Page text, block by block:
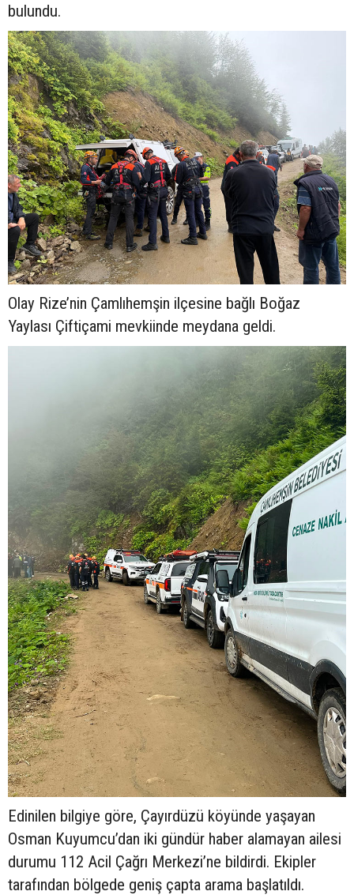
bulundu.
Olay Rize’nin Çamlıhemşin ilçesine bağlı Boğaz
Yaylası Çiftiçami mevkiinde meydana geldi.
Edinilen bilgiye göre, Çayırdüzü köyünde yaşayan
Osman Kuyumcu’dan iki gündür haber alamayan ailesi
durumu 112 Acil Çağrı Merkezi’ne bildirdi. Ekipler
tarafından bölgede geniş çapta arama başlatıldı.